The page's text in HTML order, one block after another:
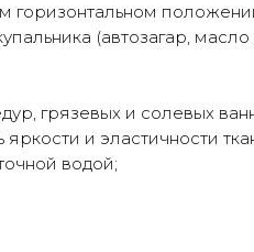
(автозагар,
грязевых и солевых
и эластичности
водой;